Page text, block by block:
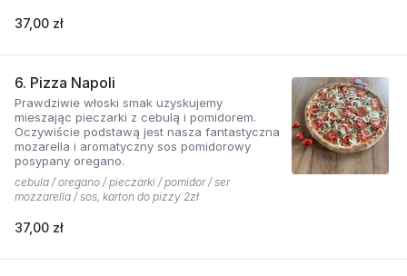
37,00 zł
6. Pizza Napoli
Prawdziwie włoski smak uzyskujemy
mieszając pieczarki z cebulą i pomidorem.
Oczywiście podstawą jest nasza fantastyczna
mozarella i aromatyczny sos pomidorowy
posypany oregano.
cebula / oregano / pieczarki / pomidor / ser
mozzarella / sos, karton do pizzy 2zł
37,00 zł